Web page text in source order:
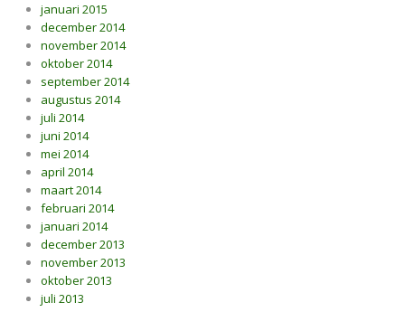
januari 2015
december 2014
november 2014
oktober 2014
september 2014
augustus 2014
juli 2014
juni 2014
mei 2014
april 2014
maart 2014
februari 2014
januari 2014
december 2013
november 2013
oktober 2013
juli 2013